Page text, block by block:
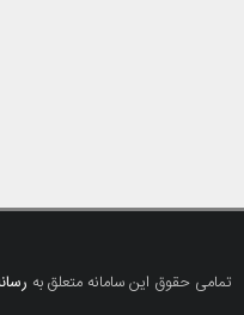
تمامی حقوق این سامانه متعلق به